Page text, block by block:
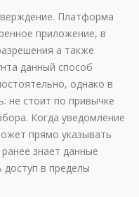
Платформа
приложение, в
а также
данный способ
однако в
не стоит по привычке
Когда уведомление
прямо указывать
знает данные
доступ в пределы